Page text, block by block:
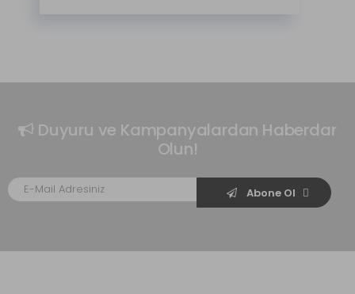
Duyuru ve Kampanyalardan Haberdar
Olun!
Abone Ol